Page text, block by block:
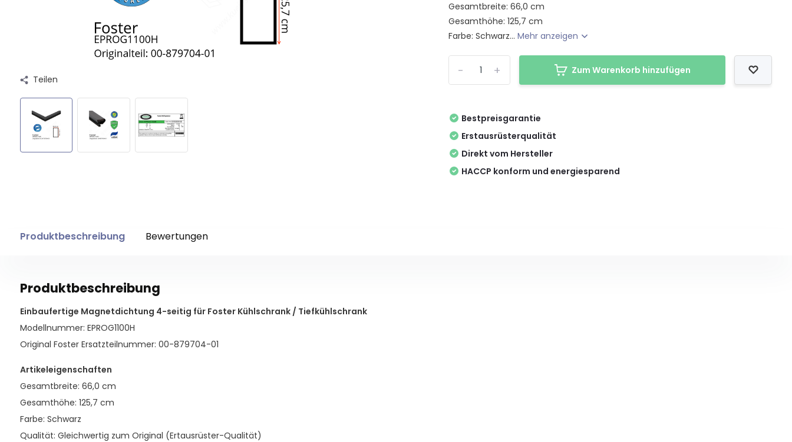
Teilen
Gesamtbreite: 66,0 cm
Gesamthöhe: 125,7 cm
Farbe: Schwarz...Mehr anzeigen
+
- Zum Warenkorb hinzufügen
Bestpreisgarantie
Erstausrüsterqualität
Direkt vom Hersteller
HACCP konform und energiesparend
Produktbeschreibung Bewertungen
Produktbeschreibung
Einbaufertige Magnetdichtung 4-seitig für Foster Kühlschrank / Tiefkühlschrank
Modellnummer: EPROG1100H
Original Foster Ersatzteilnummer: 00-879704-01
Artikeleigenschaften
Gesamtbreite: 66,0 cm
Gesamthöhe: 125,7 cm
Farbe: Schwarz
Qualität: Gleichwertig zum Original (Ertausrüster-Qualität)